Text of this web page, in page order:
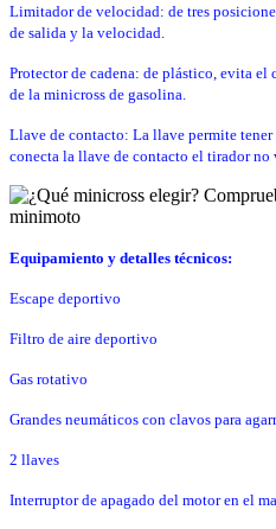
Limitador de velocidad: de tres
de salida y la velocidad.
Protector de cadena: de plástico, evita
de la minicross de gasolina.
Llave de contacto: La llave permite
conecta la llave de contacto el tirador no
Equipamiento y detalles técnicos:
Escape deportivo
Filtro de aire deportivo
Gas rotativo
Grandes neumáticos con clavos para
2 llaves
Interruptor de apagado del motor en el